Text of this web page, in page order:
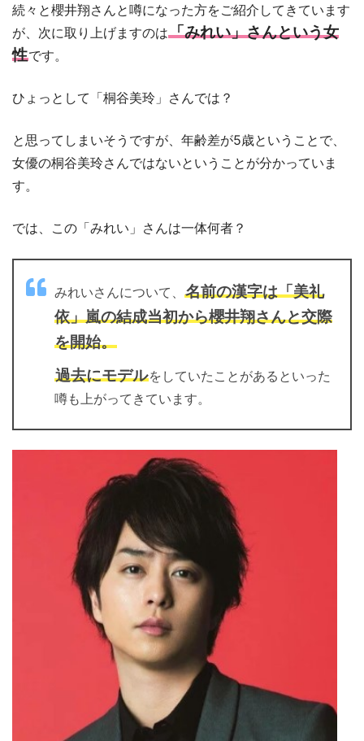
続々と櫻井翔さんと噂になった方をご紹介してきています
が、次に取り上げますのは「みれい」さんという女
性です。
ひょっとして「桐谷美玲」さんでは？
と思ってしまいそうですが、年齢差が5歳ということで、
女優の桐谷美玲さんではないということが分かっていま
す。
では、この「みれい」さんは一体何者？
みれいさんについて、 名前の漢字は「美礼
依」嵐の結成当初から櫻井翔さんと交際
を開始。
過去にモデルをしていたことがあるといった
噂も上がってきています。